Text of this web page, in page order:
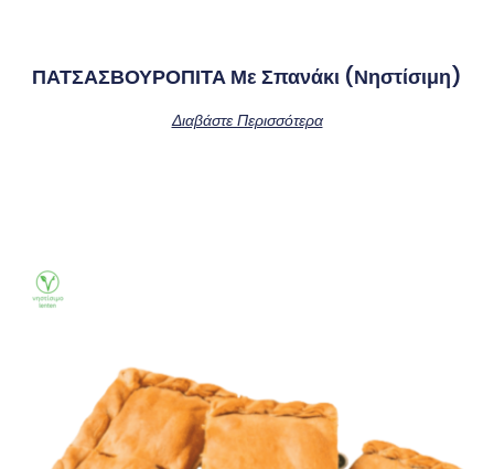
ΠΑΤΣΑΣΒΟΥΡΟΠΙΤΑ Με Σπανάκι (νηστίσιμη)
Διαβάστε Περισσότερα